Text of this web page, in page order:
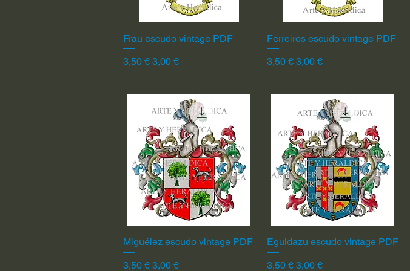
Vista rápida
Frau escudo vintage PDF
Precio
3,50 € Precio de oferta
3,00 €
Vista rápida
Ferreiros escudo vintage PDF
Precio
3,50 € Precio de oferta
3,00 €
Vista rápida
Miguélez escudo vintage PDF
Precio
3,50 € Precio de oferta
3,00 €
Vista rápida
Eguidazu escudo vintage PDF
Precio
3,50 € Precio de oferta
3,00 €